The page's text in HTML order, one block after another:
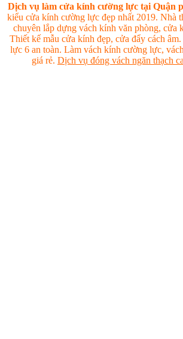
Dịch vụ làm cửa kính cường lực tại Quận
kiểu cửa kính cường lực đẹp nhất 2019. Nhà
chuyên lắp dựng vách kính văn phòng, cửa
Thiết kế mẫu cửa kính đẹp, cửa đẩy cách
lực 6 an toàn. Làm vách kính cường lực,
giá rẻ. Dịch vụ đóng vách ngăn thạch